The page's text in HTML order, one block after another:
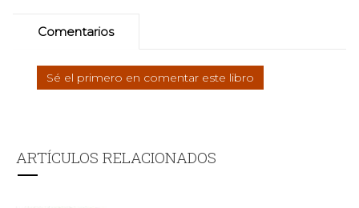
Comentarios
Sé el primero en comentar este libro
ARTÍCULOS RELACIONADOS